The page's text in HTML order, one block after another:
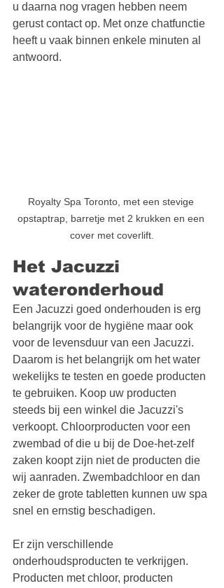
u daarna nog vragen hebben neem
gerust contact op. Met onze chatfunctie
heeft u vaak binnen enkele minuten al
antwoord.
Royalty Spa Toronto, met een stevige
opstaptrap, barretje met 2 krukken en een
cover met coverlift.
Het Jacuzzi
wateronderhoud
Een Jacuzzi goed onderhouden is erg
belangrijk voor de hygiëne maar ook
voor de levensduur van een Jacuzzi.
Daarom is het belangrijk om het water
wekelijks te testen en goede producten
te gebruiken. Koop uw producten
steeds bij een winkel die Jacuzzi's
verkoopt. Chloorproducten voor een
zwembad of die u bij de Doe-het-zelf
zaken koopt zijn niet de producten die
wij aanraden. Zwembadchloor en dan
zeker de grote tabletten kunnen uw spa
snel en ernstig beschadigen.
Er zijn verschillende
onderhoudsproducten te verkrijgen.
Producten met chloor, producten